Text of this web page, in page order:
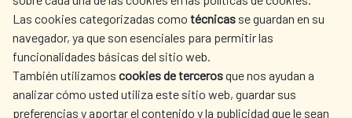
Las cookies categorizadas como técnicas se guardan en su
navegador, ya que son esenciales para permitir las
funcionalidades básicas del sitio web.
También utilizamos cookies de tercerosque nos ayudan a
analizar cómo usted utiliza este sitio web, guardar sus
preferencias y aportar el contenido y la publicidad que le sean
SPANISH HUMANITARIAN
ACTION
PRESS ROOM
CULTURE AND SCIENCE LIBRARY